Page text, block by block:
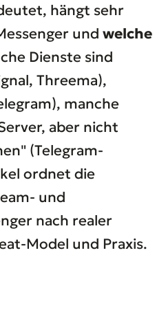
hängt sehr
und welche
Dienste sind
Threema),
manche
aber nicht
(Telegram-
ordnet die
und
nach realer
Model und Praxis.